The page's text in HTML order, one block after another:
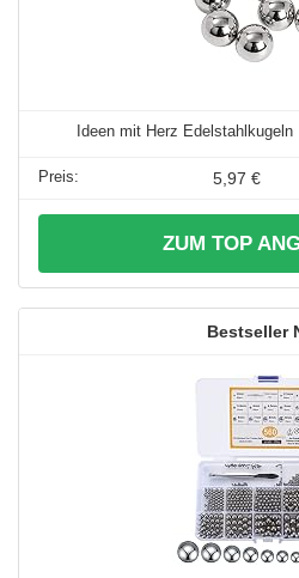
Ideen mit Herz
5,97 €
ZUM TOP